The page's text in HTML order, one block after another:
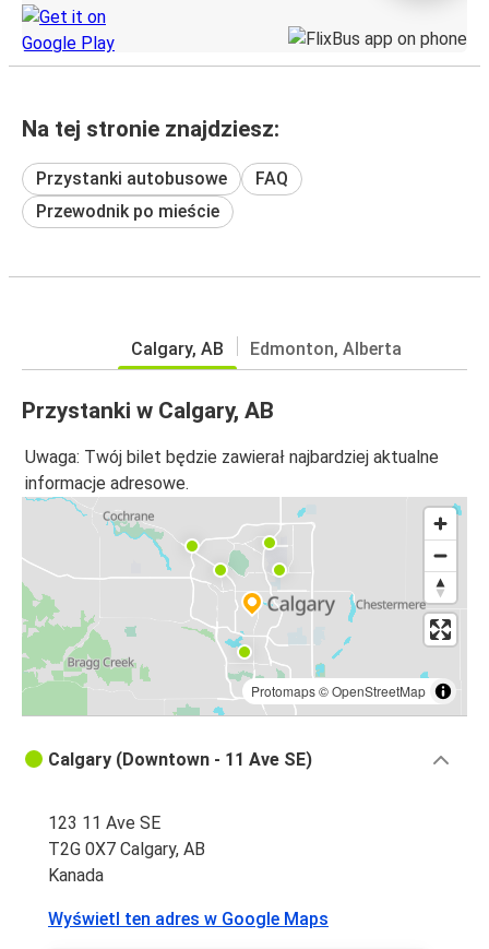
Na tej stronie znajdziesz:
Przystanki autobusowe
FAQ
Przewodnik po mieście
Calgary, AB Edmonton, Alberta
Przystanki w Calgary, AB
Uwaga: Twój bilet będzie zawierał najbardziej aktualne
informacje adresowe.
Protomaps©OpenStreetMap
Calgary (Downtown - 11 Ave SE)
123 11 Ave SE
T2G 0X7 Calgary, AB
Kanada
Wyświetl ten adres w Google Maps